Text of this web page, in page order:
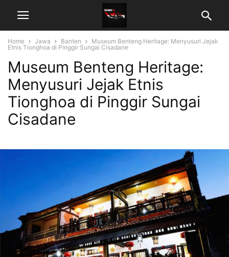
Home Jawa Banten
Museum Benteng Heritage: Menyusuri Jejak
Etnis Tionghoa di Pinggir Sungai Cisadane
Museum Benteng Heritage:
Menyusuri Jejak Etnis
Tionghoa di Pinggir Sungai
Cisadane